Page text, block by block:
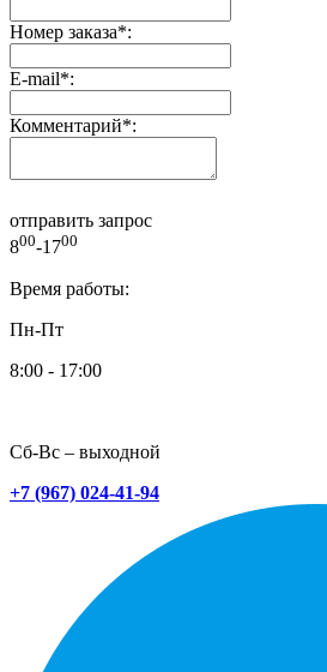
Номер заказа*:
E-mail*:
Комментарий*:
отправить запрос
800-1700
Время работы:
Пн-Пт
8:00 - 17:00
Сб-Вс – выходной
+7 (967) 024-41-94